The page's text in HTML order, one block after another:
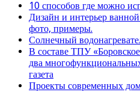
10 способов где можно
Дизайн и интерьер
фото, примеры.
Солнечный
В составе ТПУ
два
газета
Проекты современных